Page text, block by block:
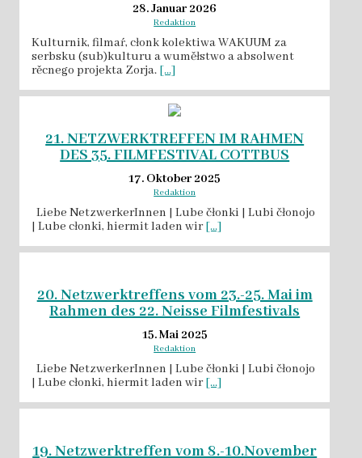
28. Januar 2026
Redaktion
Kulturnik, filmaŕ, cłonk kolektiwa WAKUUM za
serbsku (sub)kulturu a wuměłstwo a absolwent
rěcnego projekta Zorja. [...]
21. NETZWERKTREFFEN IM RAHMEN
DES 35. FILMFESTIVAL COTTBUS
17. Oktober 2025
Redaktion
Liebe NetzwerkerInnen | Lube čłonki | Lubi čłonojo
| Lube cłonki, hiermit laden wir[...]
20. Netzwerktreffens vom 23.-25. Mai im
Rahmen des 22. Neisse Filmfestivals
15. Mai 2025
Redaktion
Liebe NetzwerkerInnen | Lube čłonki | Lubi čłonojo
| Lube cłonki, hiermit laden wir[...]
19. Netzwerktreffen vom 8.-10.November